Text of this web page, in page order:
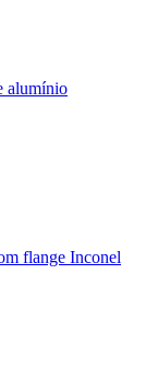
alumínio
flange Inconel